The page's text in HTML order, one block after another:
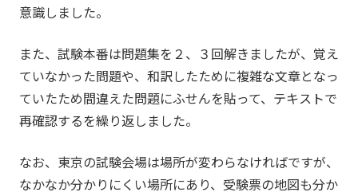
意識しました。
また、試験本番は問題集を２、３回解きましたが、覚え
ていなかった問題や、和訳したために複雑な文章となっ
ていたため間違えた問題にふせんを貼って、テキストで
再確認するを繰り返しました。
なお、東京の試験会場は場所が変わらなければですが、
なかなか分かりにくい場所にあり、受験票の地図も分か